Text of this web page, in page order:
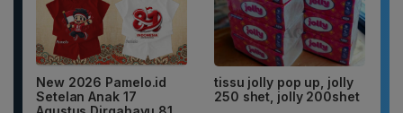
New 2026 Pamelo.id
Setelan Anak 17
tissu jolly pop up, jolly
250 shet, jolly 200shet